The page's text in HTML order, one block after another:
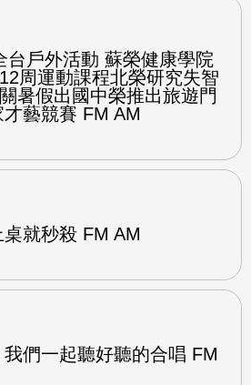
台戶外活動 蘇榮健康學院
周運動課程北榮研究失智
暑假出國中榮推出旅遊門
藝競賽 FM AM
就秒殺 FM AM
們一起聽好聽的合唱 FM